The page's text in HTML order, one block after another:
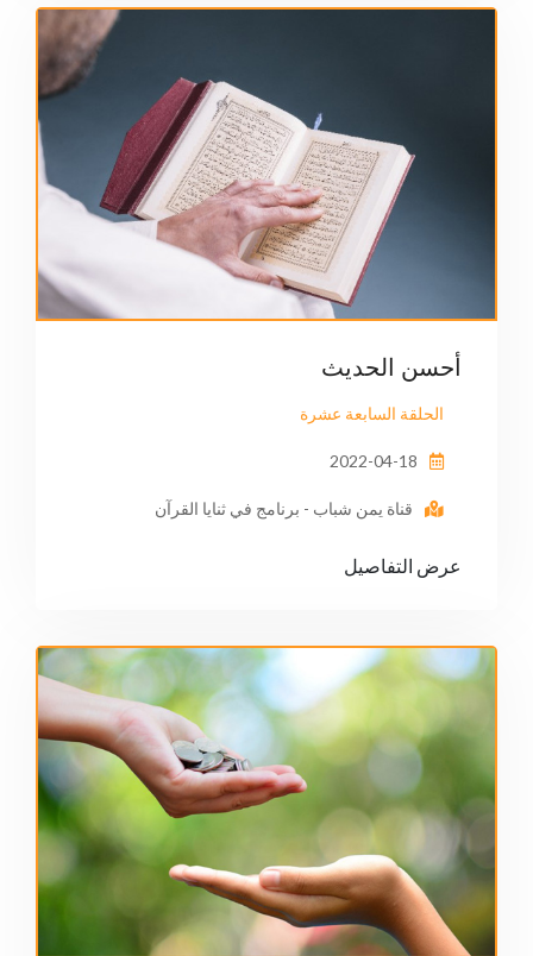
أحسن الحديث
الحلقة السابعة عشرة
قناة يمن شباب - برنامج في ثنايا القرآن
عرض التفاصيل